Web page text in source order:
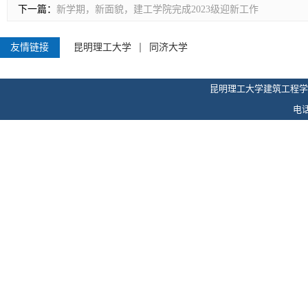
下一篇： 新学期，新面貌，建工学院完成2023级迎新工作
友情链接 昆明理工大学 同济大学
昆明理工大学建筑工程
电